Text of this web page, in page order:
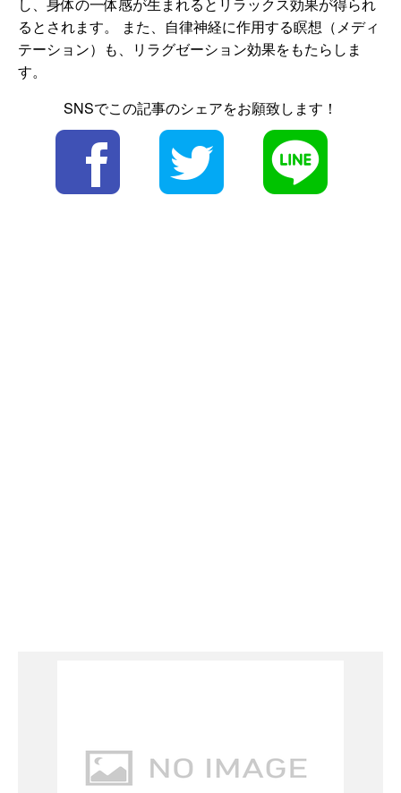
し、身体の一体感が生まれるとリラックス効果が得られ
るとされます。 また、自律神経に作用する瞑想（メディ
テーション）も、リラグゼーション効果をもたらしま
す。
SNSでこの記事のシェアをお願致します！